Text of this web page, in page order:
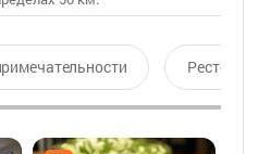
Ресторан